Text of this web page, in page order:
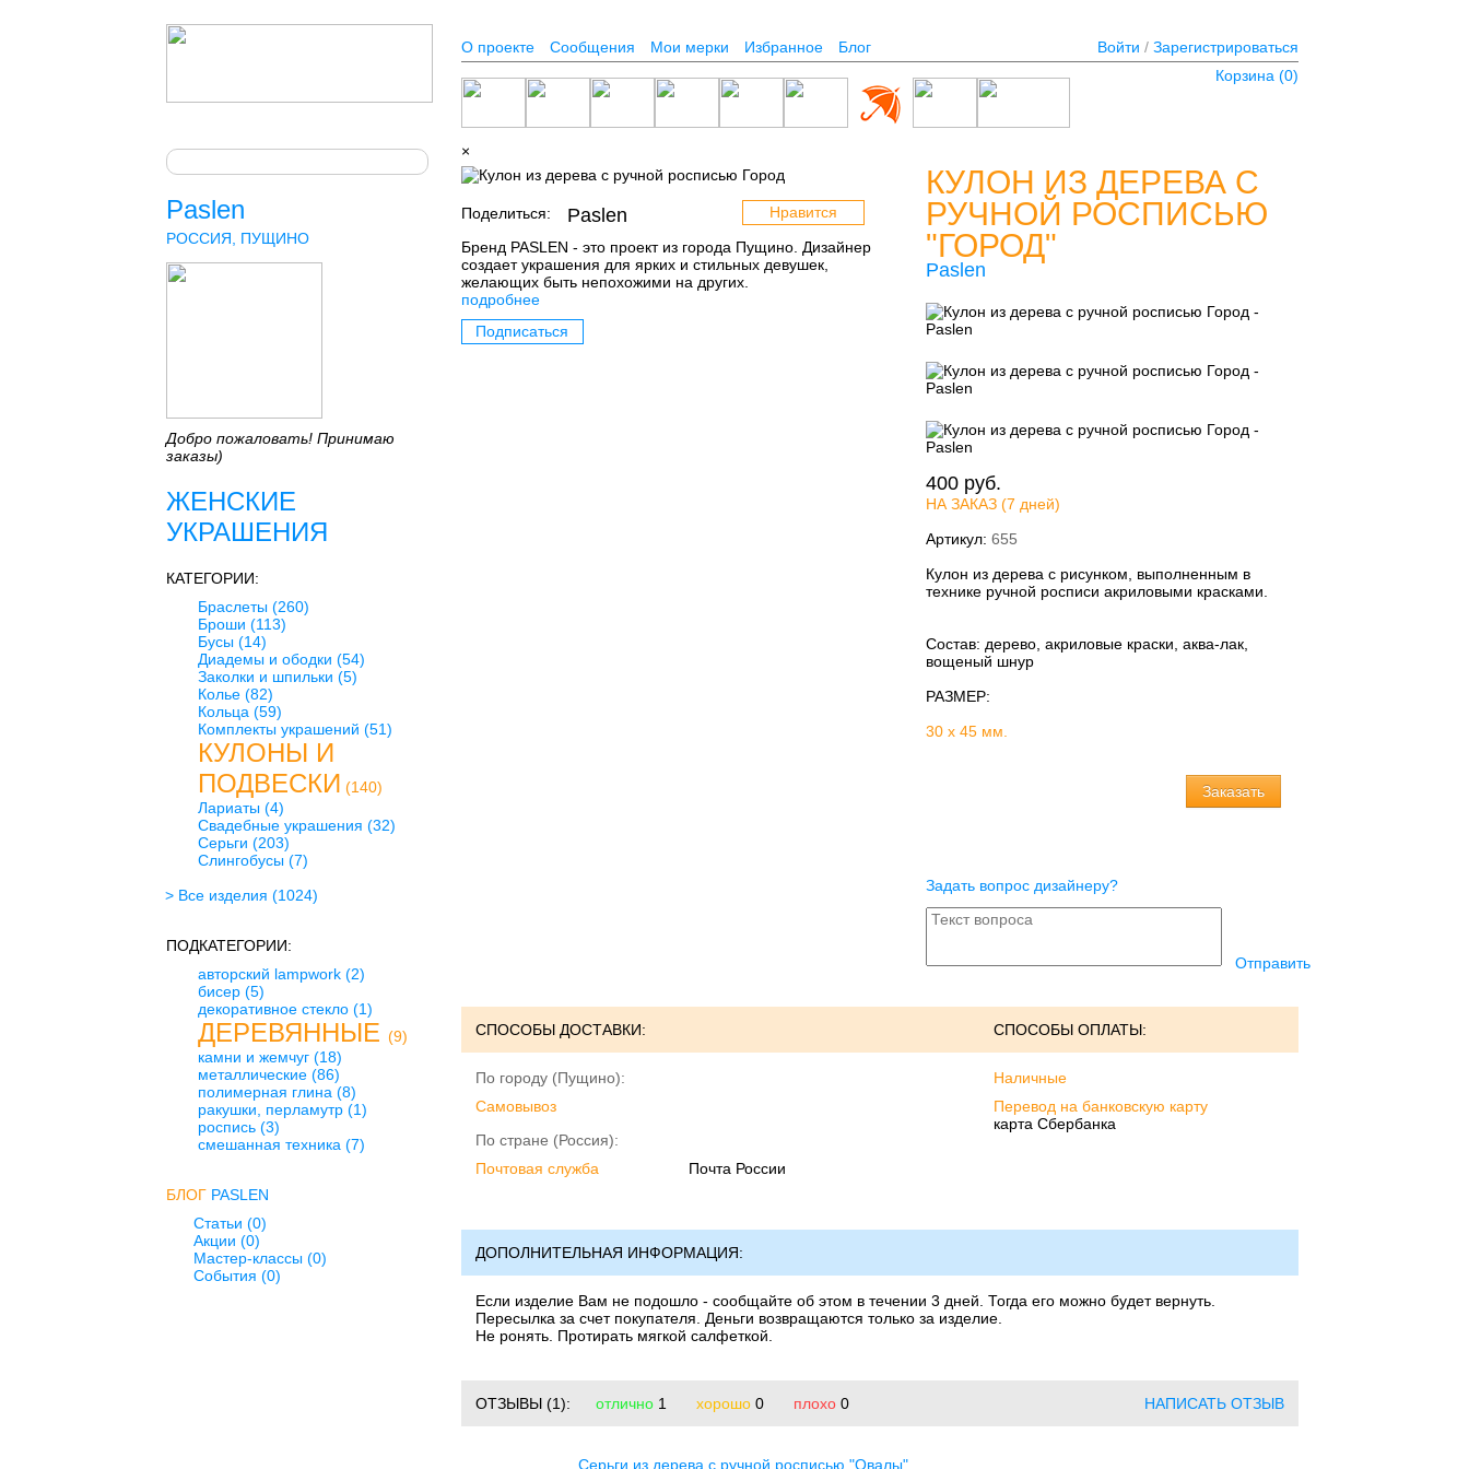
О проекте Сообщения Мои мерки Избранное Блог Войти / Зарегистрироваться
Корзина (0)
Paslen
РОССИЯ, ПУЩИНО
Добро пожаловать! Принимаю
заказы)
ЖЕНСКИЕ
УКРАШЕНИЯ
КАТЕГОРИИ:
Браслеты(260)
Броши (113)
Бусы(14)
Диадемы и ободки (54)
Заколки и шпильки (5)
Колье(82)
Кольца (59)
Комплекты украшений (51)
КУЛОНЫ И
ПОДВЕСКИ (140)
Лариаты(4)
Свадебные украшения (32)
Серьги (203)
Слингобусы(7)
> Все изделия (1024)
ПОДКАТЕГОРИИ:
авторский lampwork (2)
бисер (5)
декоративное стекло (1)
ДЕРЕВЯННЫЕ (9)
камни и жемчуг (18)
металлические (86)
полимерная глина (8)
ракушки, перламутр (1)
роспись (3)
смешанная техника (7)
БЛОГ PASLEN
Статьи (0)
Акции (0)
Мастер-классы (0)
События (0)
×
Поделиться: Нравится
Paslen
Бренд PASLEN - это проект из города Пущино. Дизайнер
создает украшения для ярких и стильных девушек,
желающих быть непохожими на других.
подробнее
Подписаться
КУЛОН ИЗ ДЕРЕВА С
РУЧНОЙ РОСПИСЬЮ
"ГОРОД"
Paslen
400руб.
НА ЗАКАЗ (7 дней)
Артикул: 655
Кулон из дерева с рисунком, выполненным в
технике ручной росписи акриловыми красками.
Состав: дерево, акриловые краски, аква-лак,
вощеный шнур
РАЗМЕР:
30 х 45 мм.
Задать вопрос дизайнеру?
Отправить
СПОСОБЫ ДОСТАВКИ: СПОСОБЫ ОПЛАТЫ:
По городу (Пущино):
Cамовывоз
По стране (Россия):
Почтовая служба
Почта России
Наличные
Перевод на банковскую карту
карта Сбербанка
ДОПОЛНИТЕЛЬНАЯ ИНФОРМАЦИЯ:
Если изделие Вам не подошло - сообщайте об этом в течении 3 дней. Тогда его можно будет вернуть.
Пересылка за счет покупателя. Деньги возвращаются только за изделие.
Не ронять. Протирать мягкой салфеткой.
ОТЗЫВЫ(1): отлично1 хорошо0 плохо0 НАПИСАТЬ ОТЗЫВ
Серьги из дерева с ручной росписью "Овалы"